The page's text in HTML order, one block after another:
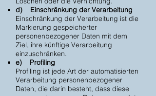
d) Einschränkung der Verarbeitung
Einschränkung der Verarbeitung ist die
Markierung gespeicherter
personenbezogener Daten mit dem
Ziel, ihre künftige Verarbeitung
einzuschränken.
e) Profiling
Profiling ist jede Art der automatisierten
Verarbeitung personenbezogener
Daten, die darin besteht, dass diese